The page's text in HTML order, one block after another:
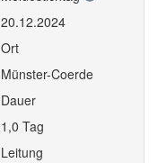
20.12.2024
Ort
Münster-Coerde
Dauer
1,0 Tag
Leitung